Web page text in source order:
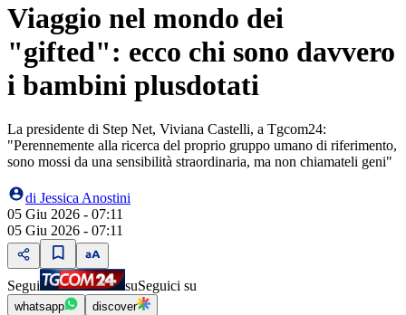
Viaggio nel mondo dei
"gifted": ecco chi sono davvero
i bambini plusdotati
La presidente di Step Net, Viviana Castelli, a Tgcom24:
"Perennemente alla ricerca del proprio gruppo umano di riferimento,
sono mossi da una sensibilità straordinaria, ma non chiamateli geni"
di Jessica Anostini
05 Giu 2026 - 07:11
05 Giu 2026 - 07:11
Segui suSeguici su
whatsapp discover